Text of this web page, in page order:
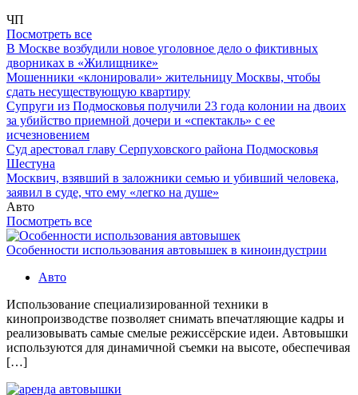
ЧП
Посмотреть все
В Москве возбудили новое уголовное дело о фиктивных
дворниках в «Жилищнике»
Мошенники «клонировали» жительницу Москвы, чтобы
сдать несуществующую квартиру
Супруги из Подмосковья получили 23 года колонии на двоих
за убийство приемной дочери и «спектакль» с ее
исчезновением
Суд арестовал главу Серпуховского района Подмосковья
Шестуна
Москвич, взявший в заложники семью и убивший человека,
заявил в суде, что ему «легко на душе»
Авто
Посмотреть все
Особенности использования автовышек в киноиндустрии
Авто
Использование специализированной техники в
кинопроизводстве позволяет снимать впечатляющие кадры и
реализовывать самые смелые режиссёрские идеи. Автовышки
используются для динамичной съемки на высоте, обеспечивая
[…]